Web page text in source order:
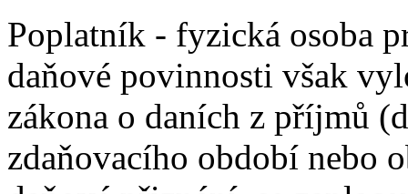
Poplatník - fyzická osoba
daňové povinnosti však
zákona o daních z příjmů
zdaňovacího období nebo